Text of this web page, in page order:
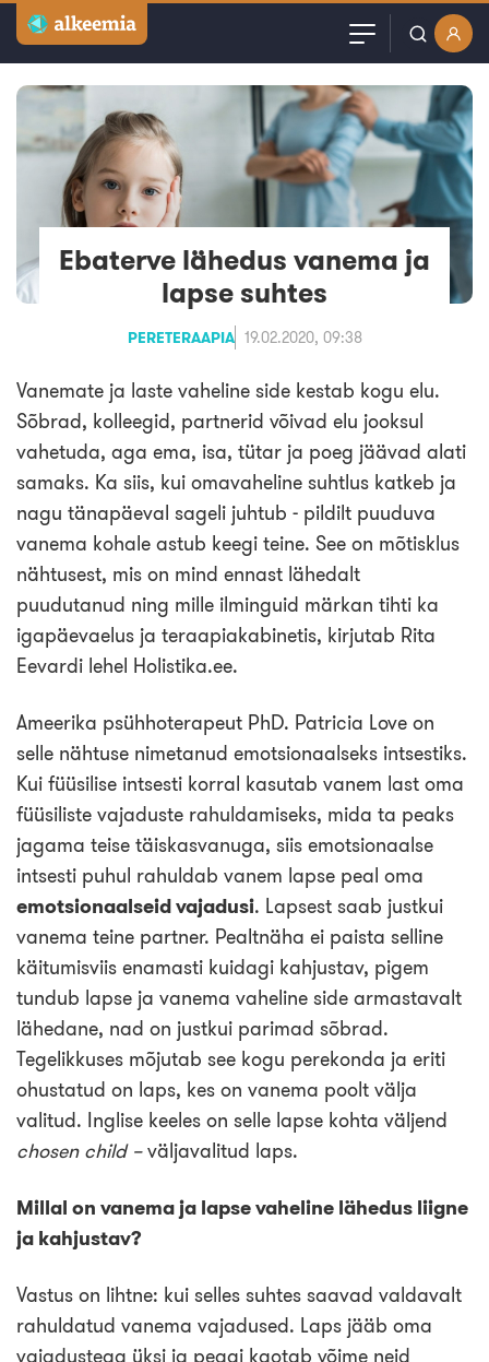
Artiklid
Podcast
Videod
Veebinarid
Kasutajanimi või email
Parool
Jäta mind meelde
Loo tasuta konto
Ebaterve lähedus vanema ja
lapse suhtes
PERETERAAPIA 19.02.2020, 09:38
Vanemate ja laste vaheline side kestab kogu elu.
Sõbrad, kolleegid, partnerid võivad elu jooksul
vahetuda, aga ema, isa, tütar ja poeg jäävad alati
samaks. Ka siis, kui omavaheline suhtlus katkeb ja
nagu tänapäeval sageli juhtub - pildilt puuduva
vanema kohale astub keegi teine. See on mõtisklus
nähtusest, mis on mind ennast lähedalt
puudutanud ning mille ilminguid märkan tihti ka
igapäevaelus ja teraapiakabinetis, kirjutab Rita
Eevardi lehel Holistika.ee.
Ameerika psühhoterapeut PhD. Patricia Love on
selle nähtuse nimetanud emotsionaalseks intsestiks.
Kui füüsilise intsesti korral kasutab vanem last oma
füüsiliste vajaduste rahuldamiseks, mida ta peaks
jagama teise täiskasvanuga, siis emotsionaalse
intsesti puhul rahuldab vanem lapse peal oma
emotsionaalseid vajadusi. Lapsest saab justkui
vanema teine partner. Pealtnäha ei paista selline
käitumisviis enamasti kuidagi kahjustav, pigem
tundub lapse ja vanema vaheline side armastavalt
lähedane, nad on justkui parimad sõbrad.
Tegelikkuses mõjutab see kogu perekonda ja eriti
ohustatud on laps, kes on vanema poolt välja
valitud. Inglise keeles on selle lapse kohta väljend
chosen child –väljavalitud laps.
Millal on vanema ja lapse vaheline lähedus liigne
ja kahjustav?
Vastus on lihtne: kui selles suhtes saavad valdavalt
rahuldatud vanema vajadused. Laps jääb oma
vajadustega üksi ja peagi kaotab võime neid